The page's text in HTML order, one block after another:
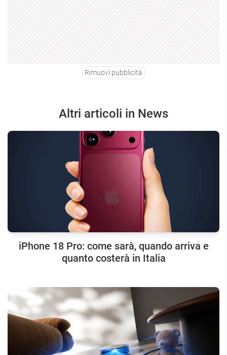
Rimuovi pubblicità
Altri articoli in News
iPhone 18 Pro: come sarà, quando arriva e
quanto costerà in Italia